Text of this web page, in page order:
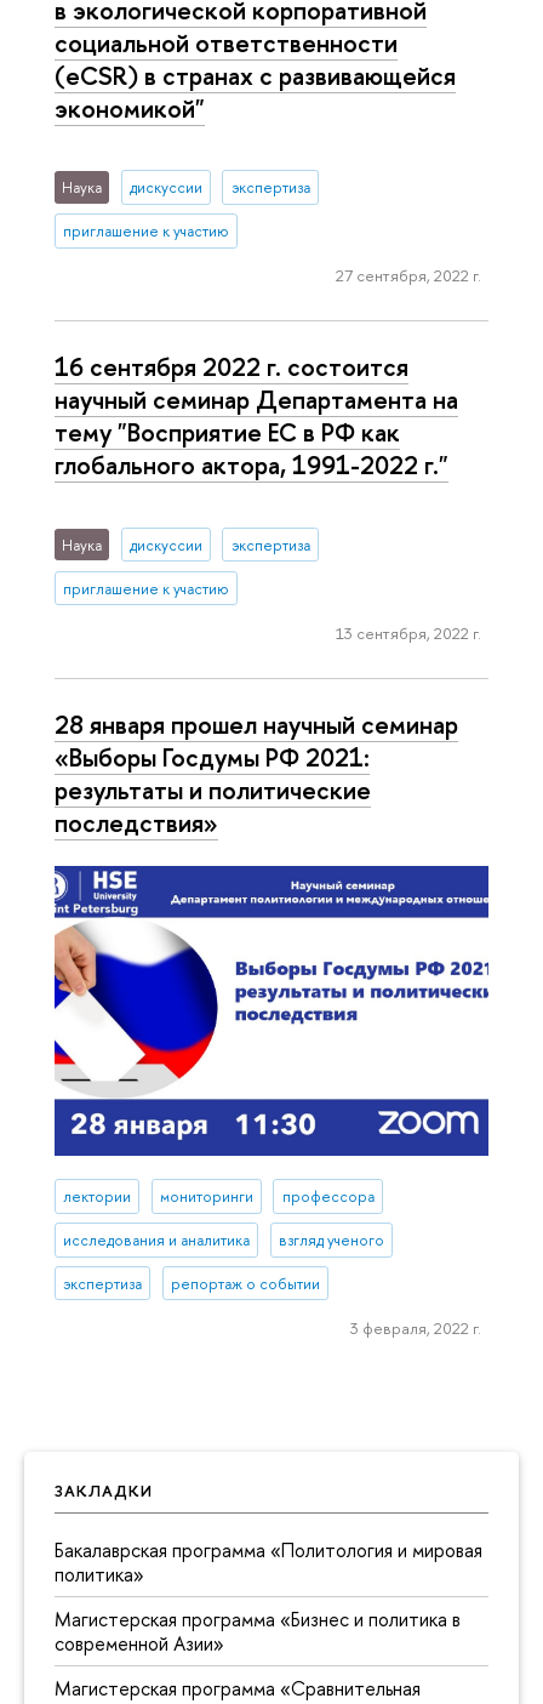
ЗАКЛАДКИ
Бакалаврская программа «Политология и мировая
политика»
Магистерская программа «Бизнес и политика в
современной Азии»
Магистерская программа «Сравнительная
в экологической корпоративной
социальной ответственности
(eCSR) в странах с развивающейся
экономикой"
Наука дискуссии экспертиза
приглашение к участию
27 сентября, 2022 г.
16 сентября 2022 г. состоится
научный семинар Департамента на
тему "Восприятие ЕС в РФ как
глобального актора, 1991-2022 г."
Наука дискуссии экспертиза
приглашение к участию
13 сентября, 2022 г.
28 января прошел научный семинар
«Выборы Госдумы РФ 2021:
результаты и политические
последствия»
лектории мониторинги профессора
исследования и аналитика взгляд ученого
экспертиза репортаж о событии
3 февраля, 2022 г.